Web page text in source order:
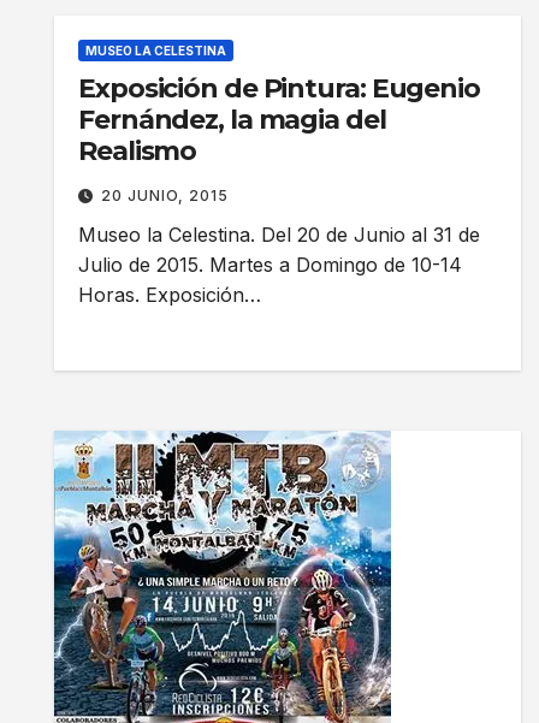
MUSEO LA CELESTINA
Exposición de Pintura: Eugenio
Fernández, la magia del
Realismo
20 JUNIO, 2015
Museo la Celestina. Del 20 de Junio al 31 de
Julio de 2015. Martes a Domingo de 10-14
Horas. Exposición…